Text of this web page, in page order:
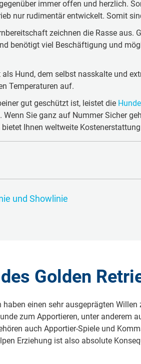
immer offen und herzlich.
nur rudimentär entwickelt. Somit
zeichnen die Rasse aus.
benötigt viel Beschäftigung und
als Hund, dem selbst nasskalte und
Temperaturen auf.
gut geschützt ist, leistet die
Wenn Sie ganz auf Nummer Sicher
bietet Ihnen weltweite
etwa in Höhe der Augen) und
und Showlinie
eignen sich hervorragend als
sind für Golden Retriever der
sich aufs Äußere der
variiert von fast weiß über creme bis
Showlinie sind ruhiger und
Hundesport ausüben.
Golden
haben einen sehr ausgeprägten
zum Apportieren, unter
auch Apportier-Spiele und
Erziehung ist also absolute